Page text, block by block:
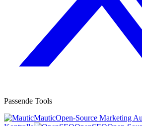
Passende Tools
MauticOpen-Source Marketing